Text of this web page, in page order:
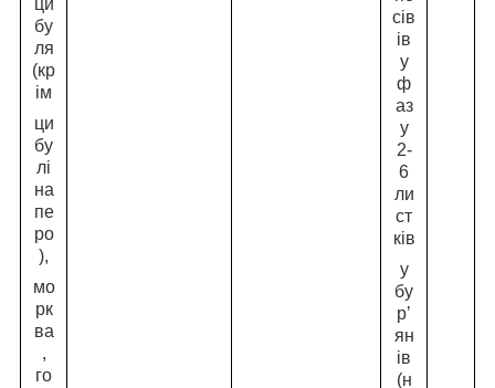
ци
бу
ля
(кр
ім
ци
бу
лі
на
пе
ро
),
мо
рк
ва
,
го
сів
ів
у
ф
аз
у
2-
6
ли
ст
ків
у
бу
р’
ян
ів
(н